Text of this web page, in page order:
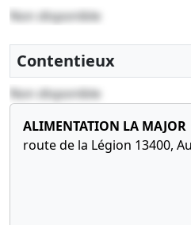
Non disponible
Contentieux
Non disponible
ALIMENTATION LA MAJOR
route de la Légion 13400,